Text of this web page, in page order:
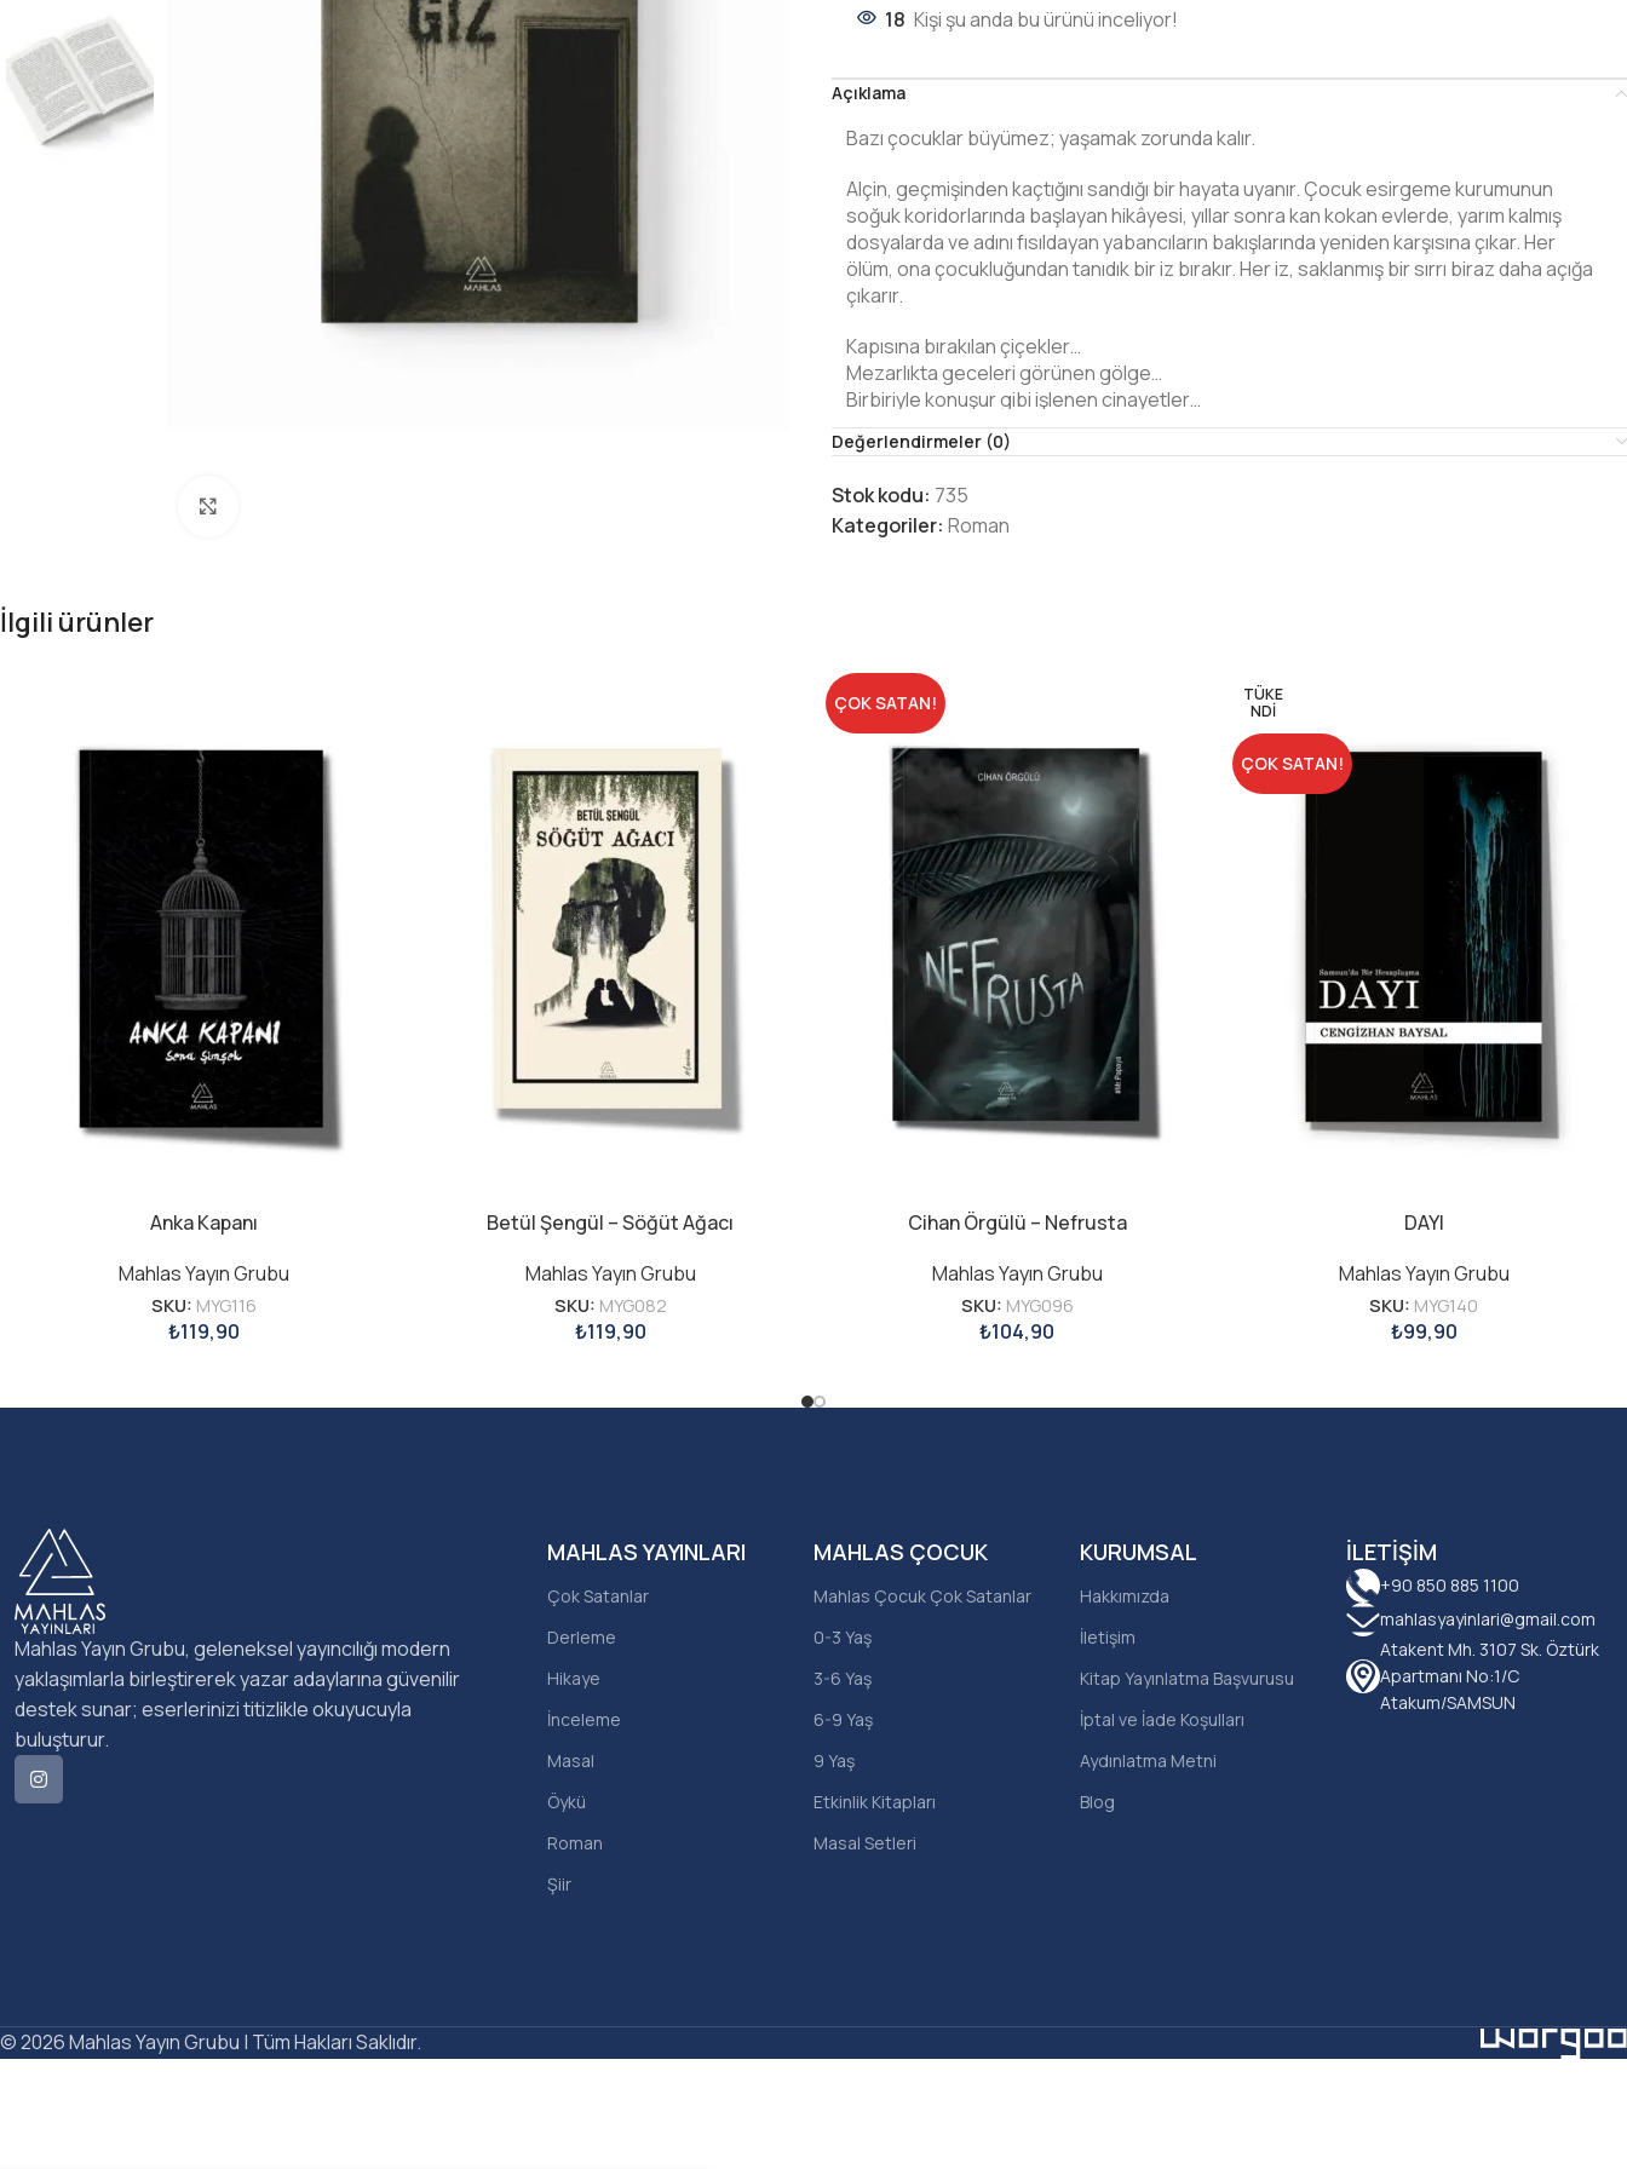
18 Kişi şu anda bu ürünü inceliyor!
Açıklama
Bazı çocuklar büyümez; yaşamak zorunda kalır.
Alçin, geçmişinden kaçtığını sandığı bir hayata uyanır. Çocuk esirgeme kurumunun
soğuk koridorlarında başlayan hikâyesi, yıllar sonra kan kokan evlerde, yarım kalmış
dosyalarda ve adını fısıldayan yabancıların bakışlarında yeniden karşısına çıkar. Her
ölüm, ona çocukluğundan tanıdık bir iz bırakır. Her iz, saklanmış bir sırrı biraz daha açığa
çıkarır.
Kapısına bırakılan çiçekler…
Mezarlıkta geceleri görünen gölge…
Birbiriyle konuşur gibi işlenen cinayetler…
Bu roman, suçun yalnızca işlenmediği;büyütüldüğübir karanlığı anlatıyor.
Değerlendirmeler (0)
Stok kodu: 735
Kategoriler: Roman
İlgili ürünler
Anka Kapanı
Mahlas Yayın Grubu
SKU: MYG116
₺119,90
Betül Şengül – Söğüt Ağacı
Mahlas Yayın Grubu
SKU: MYG082
₺119,90
ÇOK SATAN!
Cihan Örgülü – Nefrusta
Mahlas Yayın Grubu
SKU: MYG096
₺104,90
TÜKE
NDI
ÇOK SATAN!
DAYI
Mahlas Yayın Grubu
SKU: MYG140
₺99,90
İLETIŞIM
+90 850 885 1100
mahlasyayinlari@gmail.com
Atakent Mh. 3107 Sk. Öztürk
Apartmanı No:1/C
Atakum/SAMSUN
KURUMSAL
Hakkımızda
İletişim
Kitap Yayınlatma Başvurusu
İptal ve İade Koşulları
Aydınlatma Metni
Blog
MAHLAS ÇOCUK
Mahlas Çocuk Çok Satanlar
0-3 Yaş
3-6 Yaş
6-9 Yaş
9 Yaş
Etkinlik Kitapları
Masal Setleri
MAHLAS YAYINLARI
Çok Satanlar
Derleme
Hikaye
İnceleme
Masal
Öykü
Roman
Şiir
Mahlas Yayın Grubu, geleneksel yayıncılığı modern
yaklaşımlarla birleştirerek yazar adaylarına güvenilir
destek sunar; eserlerinizi titizlikle okuyucuyla
buluşturur.
© 2026 Mahlas Yayın Grubu | Tüm Hakları Saklıdır.